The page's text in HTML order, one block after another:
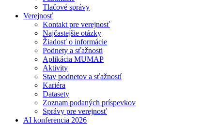
Tlačové správy
Verejnosť
Kontakt pre verejnosť
Najčastejšie otázky
Žiadosť o informácie
Podnety a sťažnosti
Aplikácia MUMAP
Aktivity
Stav podnetov a sťažností
Kariéra
Datasety
Zoznam podaných príspevkov
Správy pre verejnosť
AI konferencia 2026